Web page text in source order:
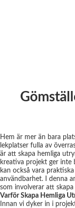
Hem är mer än bara
lekplatser fulla av
är att skapa hemliga
kreativa projekt ger inte
kan också vara
användbarhet. I denna
som involverar att
Varför Skapa Hemliga
Innan vi dyker in i